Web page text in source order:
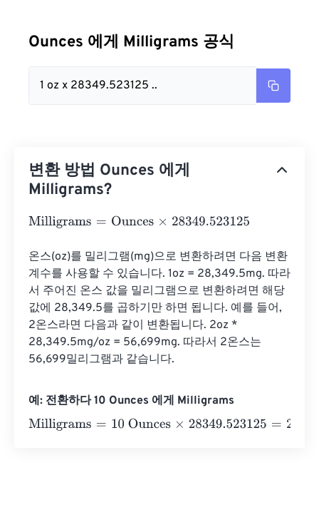
Ounces 에게 Milligrams 공식
1 oz x 28349.523125 ..
변환 방법 Ounces 에게
Milligrams?
Milligrams=Ounces×28349.523125
온스(oz)를 밀리그램(mg)으로 변환하려면 다음 변환
계수를 사용할 수 있습니다. 1oz = 28,349.5mg. 따라
서 주어진 온스 값을 밀리그램으로 변환하려면 해당
값에 28,349.5를 곱하기만 하면 됩니다. 예를 들어,
2온스라면 다음과 같이 변환됩니다. 2oz *
28,349.5mg/oz = 56,699mg. 따라서 2온스는
56,699밀리그램과 같습니다.
예: 전환하다 10 Ounces 에게 Milligrams
Milligrams=10 Ounces×28349.523125=283495.23125